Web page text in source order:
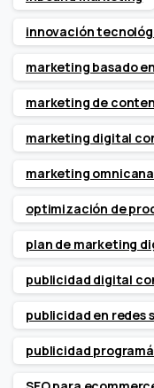
innovación
marketing basado
marketing de
marketing digital
marketing
optimización de
plan de marketing
publicidad digital
publicidad en redes
publicidad